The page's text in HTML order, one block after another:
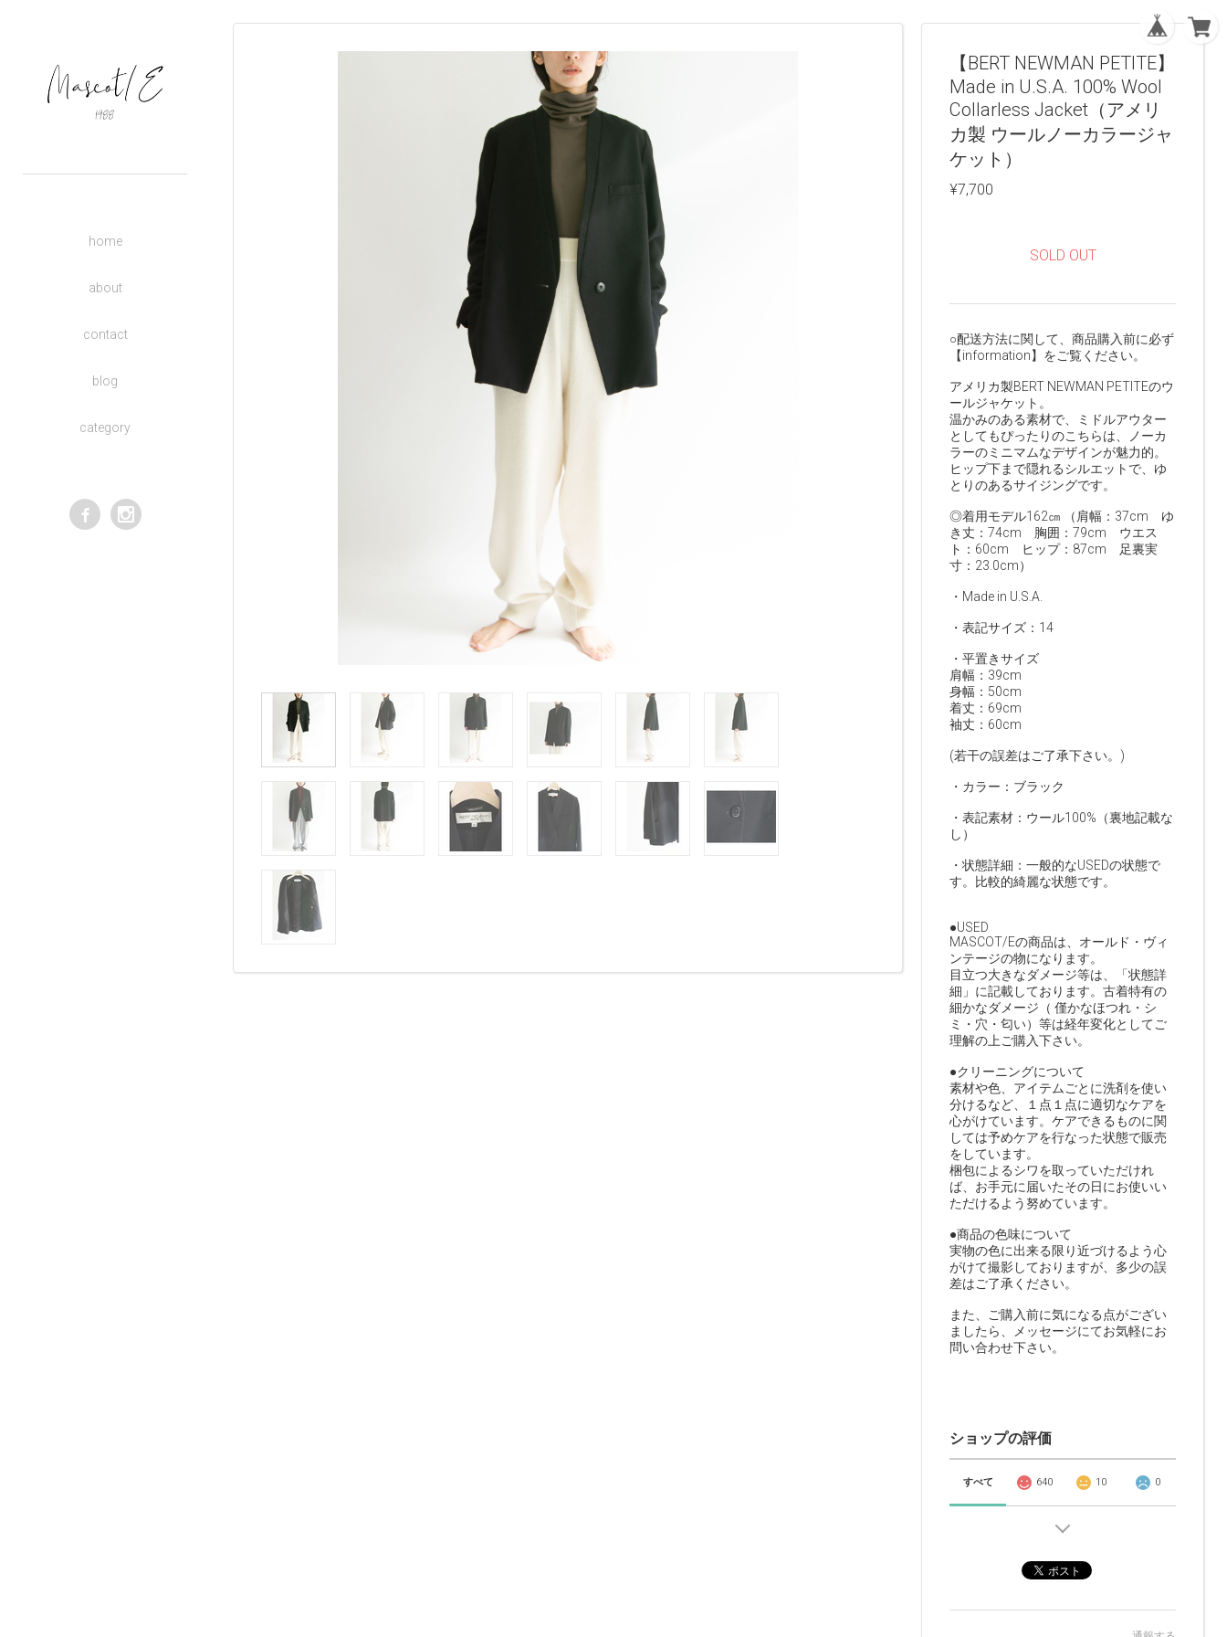
home
about
contact
blog
category
【BERT NEWMAN PETITE】
Made in U.S.A. 100% Wool
Collarless Jacket（アメリ
カ製 ウールノーカラージャ
ケット）
¥7,700
SOLD OUT
○配送方法に関して、商品購入前に必ず
【information】をご覧ください。
アメリカ製BERT NEWMAN PETITEのウ
ールジャケット。
温かみのある素材で、ミドルアウター
としてもぴったりのこちらは、ノーカ
ラーのミニマムなデザインが魅力的。
ヒップ下まで隠れるシルエットで、ゆ
とりのあるサイジングです。
◎着用モデル162㎝ （肩幅：37cm ゆ
き丈：74cm 胸囲：79cm ウエス
ト：60cm ヒップ：87cm 足裏実
寸：23.0cm）
・Made in U.S.A.
・表記サイズ：14
・平置きサイズ
肩幅：39cm
身幅：50cm
着丈：69cm
袖丈：60cm
(若干の誤差はご了承下さい。)
・カラー：ブラック
・表記素材：ウール100%（裏地記載な
し）
・状態詳細：一般的なUSEDの状態で
す。比較的綺麗な状態です。
●USED
MASCOT/Eの商品は、オールド・ヴィ
ンテージの物になります。
目立つ大きなダメージ等は、「状態詳
細」に記載しております。古着特有の
細かなダメージ（ 僅かなほつれ・シ
ミ・穴・匂い）等は経年変化としてご
理解の上ご購入下さい。
●クリーニングについて
素材や色、アイテムごとに洗剤を使い
分けるなど、１点１点に適切なケアを
心がけています。ケアできるものに関
しては予めケアを行なった状態で販売
をしています。
梱包によるシワを取っていただけれ
ば、お手元に届いたその日にお使いい
ただけるよう努めています。
●商品の色味について
実物の色に出来る限り近づけるよう心
がけて撮影しておりますが、多少の誤
差はご了承ください。
また、ご購入前に気になる点がござい
ましたら、メッセージにてお気軽にお
問い合わせ下さい。
ショップの評価
すべて 640 10 0